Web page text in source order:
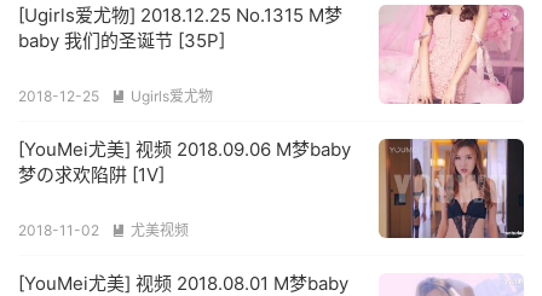
[Ugirls爱尤物] 2018.12.25 No.1315 M梦
baby 我们的圣诞节 [35P]
2018-12-25  Ugirls爱尤物
[YouMei尤美] 视频 2018.09.06 M梦baby
梦の求欢陷阱 [1V]
2018-11-02  尤美视频
[YouMei尤美] 视频 2018.08.01 M梦baby